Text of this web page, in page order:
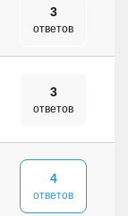
3
ответов
3
ответов
4
ответов